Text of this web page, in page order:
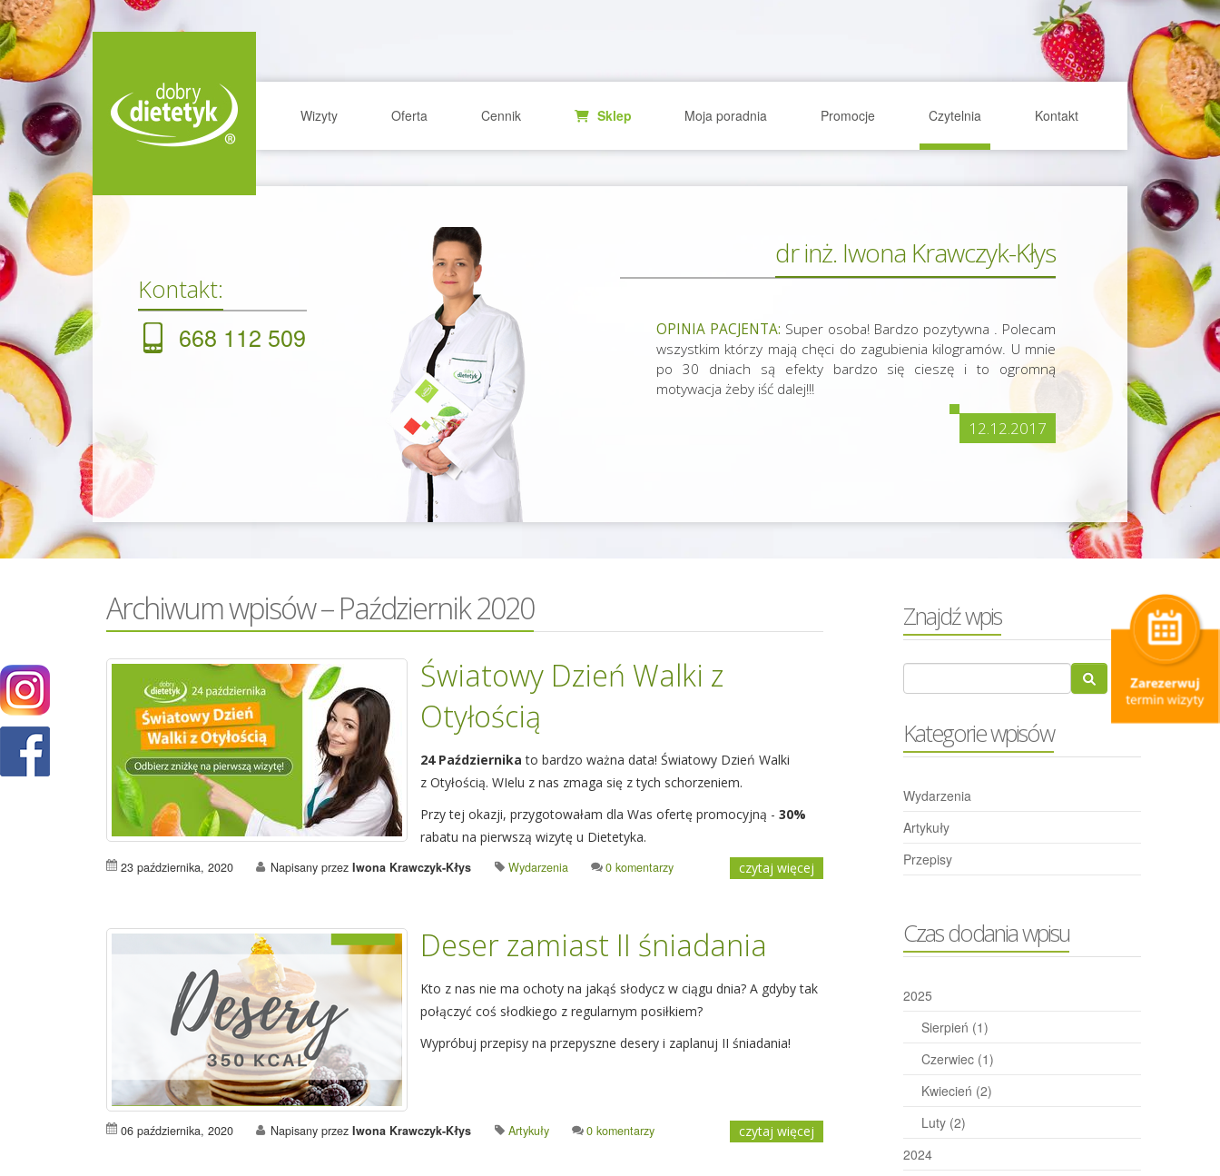
Wizyty Oferta Cennik Sklep Moja poradnia Promocje Czytelnia Kontakt
Kontakt:
668 112 509
dr inż. Iwona Krawczyk-Kłys
OPINIA PACJENTA: Super osoba! Bardzo pozytywna . Polecam
wszystkim którzy mają chęci do zagubienia kilogramów. U mnie
po 30 dniach są efekty bardzo się cieszę i to ogromną
motywacja żeby iść dalej!!!
12.12.2017
Archiwum wpisów – Październik 2020
Światowy Dzień Walki z
Otyłością
24 Października to bardzo ważna data! Światowy Dzień Walki
z Otyłością. WIelu z nas zmaga się z tych schorzeniem.
Przy tej okazji, przygotowałam dla Was ofertę promocyjną - 30%
rabatu na pierwszą wizytę u Dietetyka.
23 października, 2020 Napisany przez Iwona Krawczyk-Kłys Wydarzenia 0 komentarzy czytaj więcej
Deser zamiast II śniadania
Kto z nas nie ma ochoty na jakąś słodycz w ciągu dnia? A gdyby tak
połączyć coś słodkiego z regularnym posiłkiem?
Wypróbuj przepisy na przepyszne desery i zaplanuj II śniadania!
06 października, 2020 Napisany przez Iwona Krawczyk-Kłys Artykuły 0 komentarzy czytaj więcej
Znajdź wpis
Kategorie wpisów
Wydarzenia
Artykuły
Przepisy
Czas dodania wpisu
2025
Sierpień (1)
Czerwiec (1)
Kwiecień (2)
Luty (2)
2024